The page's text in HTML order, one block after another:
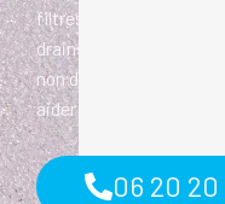
filtres pour capturer les
drains et l’évitement
non dégradables dans
aider à prévenir les
06 20 20